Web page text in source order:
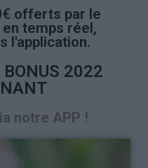
offerts par le
en temps réel,
l'application.
BONUS 2022
notre APP !